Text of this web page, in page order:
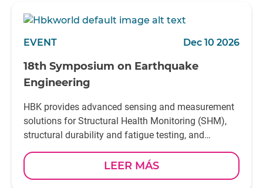
EVENT Dec 10 2026
18th Symposium on Earthquake
Engineering
HBK provides advanced sensing and measurement
solutions for Structural Health Monitoring (SHM),
structural durability and fatigue testing, and
vibration analysis
LEER MÁS